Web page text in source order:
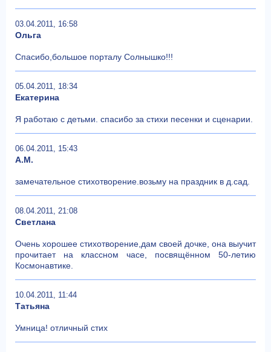
03.04.2011, 16:58
Ольга
Спасибо,большое порталу Солнышко!!!
05.04.2011, 18:34
Екатерина
Я работаю с детьми. спасибо за стихи песенки и сценарии.
06.04.2011, 15:43
А.М.
замечательное стихотворение.возьму на праздник в д.сад.
08.04.2011, 21:08
Светлана
Очень хорошее стихотворение,дам своей дочке, она выучит
прочитает на классном часе, посвящённом 50-летию
Космонавтике.
10.04.2011, 11:44
Татьяна
Умница! отличный стих